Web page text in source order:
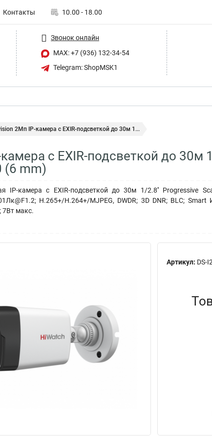
Контакты 10.00 - 18.00
Звонок онлайн
MAX: +7 (936) 132-34-54
Telegram: ShopMSK1
2Мп IP-камера с EXIR-подсветкой до 30м 1...
с EXIR-подсветкой до 30м
(6 mm)
IP-камера с EXIR-подсветкой до 30м 1/2.8'' Progressive
H.265+/H.264+/MJPEG, DWDR; 3D DNR; BLC;
7Вт макс.
Артикул: DS-